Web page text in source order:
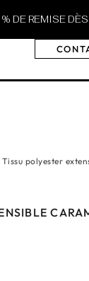
DÈS 30 €
polyester